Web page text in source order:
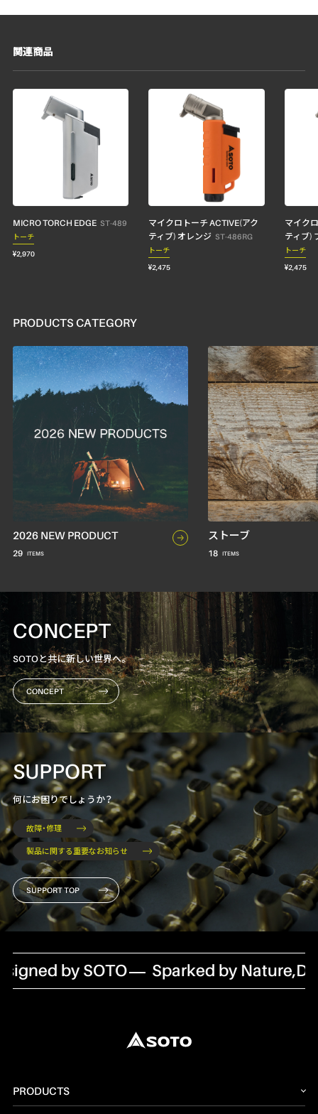
関連商品
MICRO TORCH EDGE ST-489
トーチ
¥2,970
マイクロトーチ ACTIVE(アク
ティブ) オレンジ ST-486RG
トーチ
¥2,475
マイク
ティブ)
トーチ
¥2,475
PRODUCTS CATEGORY
2026 NEW PRODUCT
29
ストーブ
18
CONCEPT
SOTOと共に新しい世界へ。
CONCEPT
SUPPORT
何にお困りでしょうか？
故障・修理
製品に関する重要なお知らせ
SUPPORT TOP
by SOTO Sparked by
PRODUCTS